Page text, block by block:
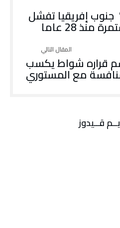
جنوب إفريقيا تفشل
28 عاما
قراره شواط يكسب
مع المستوري
قــيدوز